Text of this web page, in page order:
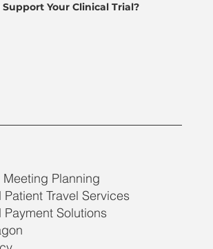
Support Your Clinical Trial?
Planning
Patient Travel Services
Payment Solutions